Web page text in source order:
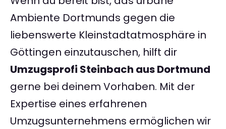
Ambiente Dortmunds gegen die
liebenswerte Kleinstadtatmosphäre in
Göttingen einzutauschen, hilft dir
Umzugsprofi Steinbach aus Dortmund
gerne bei deinem Vorhaben. Mit der
Expertise eines erfahrenen
Umzugsunternehmens ermöglichen wir